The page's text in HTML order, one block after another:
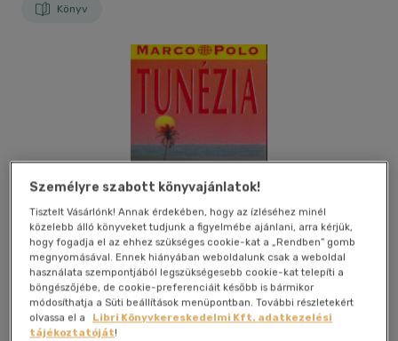
Könyv
Személyre szabott könyvajánlatok!
Tisztelt Vásárlónk! Annak érdekében, hogy az ízléséhez minél
közelebb álló könyveket tudjunk a figyelmébe ajánlani, arra kérjük,
hogy fogadja el az ehhez szükséges cookie-kat a „Rendben” gomb
megnyomásával. Ennek hiányában weboldalunk csak a weboldal
használata szempontjából legszükségesebb cookie-kat telepíti a
böngészőjébe, de cookie-preferenciáit később is bármikor
módosíthatja a Süti beállítások menüpontban. További részletekért
olvassa el a
Libri Könyvkereskedelmi Kft. adatkezelési
tájékoztatóját!